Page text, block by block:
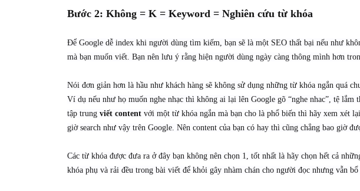
Bước 2: Không = K = Keyword = Nghiên cứu từ khóa
Để Google dễ index khi người dùng tìm kiếm, bạn sẽ là một SEO thất bại nếu như
mà bạn muốn viết. Bạn nên lưu ý rằng hiện người dùng ngày càng thông mình hơn
Nói đơn giản hơn là hầu như khách hàng sẽ không sử dụng những từ khóa ngắn quá
Ví dụ nếu như họ muốn nghe nhạc thì không ai lại lên Google gõ “nghe nhac”, tệ
tập trung viết content với một từ khóa ngắn mà bạn cho là phổ biến thì hãy xem xét
giờ search như vậy trên Google. Nên content của bạn có hay thì cũng chẳng bao giờ
Các từ khóa được đưa ra ở đây bạn không nên chọn 1, tốt nhất là hãy chọn hết cả
khóa phụ và rải đều trong bài viết để khỏi gây nhàm chán cho người đọc nhưng vẫn